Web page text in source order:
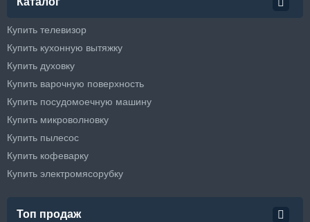
Купить телевизор
Купить кухонную вытяжку
Купить духовку
Купить варочную поверхность
Купить посудомоечную машину
Купить микроволновку
Купить пылесос
Купить кофеварку
Купить электромясорубку
Топ продаж